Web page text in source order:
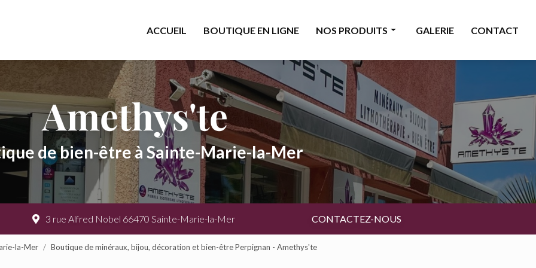
ACCUEIL BOUTIQUE EN LIGNE NOS PRODUITS
Minéraux
Bijoux
Décoration & accessoires
Bougies & senteurs
Ésotérisme
Livres & cartes
Beauté
GALERIE CONTACT
de bien-être à Sainte-Marie-la-Mer
3 rue Alfred Nobel 66470 Sainte-Marie-la-Mer CONTACTEZ-NOUS
la-Mer
Boutique de minéraux, bijou, décoration et bien-être Perpignan - Amethys'te